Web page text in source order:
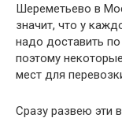
Шереметьево в
значит, что у
надо доставить
поэтому
мест для
Сразу развею эти